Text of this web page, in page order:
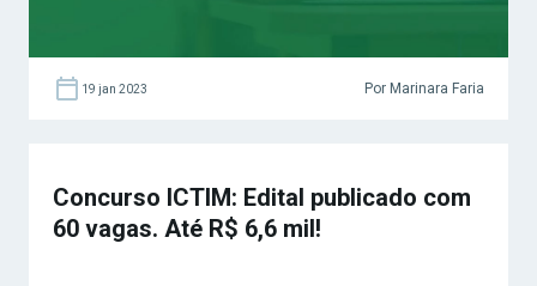
19 jan 2023 Por Marinara Faria
Concurso ICTIM: Edital publicado com
60 vagas. Até R$ 6,6 mil!